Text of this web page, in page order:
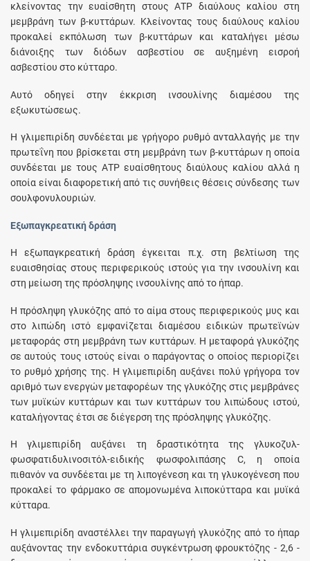
κλείνοντας την ευαίσθητη στους ΑΤΡ διαύλους καλίου στη
μεμβράνη των β-κυττάρων. Κλείνοντας τους διαύλους καλίου
προκαλεί εκπόλωση των β-κυττάρων και καταλήγει μέσω
διάνοιξης των διόδων ασβεστίου σε αυξημένη εισροή
ασβεστίου στο κύτταρο.
Αυτό οδηγεί στην έκκριση ινσουλίνης διαμέσου της
εξωκυτώσεως.
Η γλιμεπιρίδη συνδέεται με γρήγορο ρυθμό ανταλλαγής με την
πρωτεΐνη που βρίσκεται στη μεμβράνη των β-κυττάρων η οποία
συνδέεται με τους ΑΤΡ ευαίσθητους διαύλους καλίου αλλά η
οποία είναι διαφορετική από τις συνήθεις θέσεις σύνδεσης των
σουλφονυλουριών.
Εξωπαγκρεατική δράση
Η εξωπαγκρεατική δράση έγκειται π.χ. στη βελτίωση της
ευαισθησίας στους περιφερικούς ιστούς για την ινσουλίνη και
στη μείωση της πρόσληψης ινσουλίνης από το ήπαρ.
Η πρόσληψη γλυκόζης από το αίμα στους περιφερικούς μυς και
στο λιπώδη ιστό εμφανίζεται διαμέσου ειδικών πρωτεϊνών
μεταφοράς στη μεμβράνη των κυττάρων. Η μεταφορά γλυκόζης
σε αυτούς τους ιστούς είναι ο παράγοντας ο οποίος περιορίζει
το ρυθμό χρήσης της. Η γλιμεπιρίδη αυξάνει πολύ γρήγορα τον
αριθμό των ενεργών μεταφορέων της γλυκόζης στις μεμβράνες
των μυϊκών κυττάρων και των κυττάρων του λιπώδους ιστού,
καταλήγοντας έτσι σε διέγερση της πρόσληψης γλυκόζης.
Η γλιμεπιρίδη αυξάνει τη δραστικότητα της γλυκοζυλ-
φωσφατιδυλινοσιτόλ-ειδικής φωσφολιπάσης C, η οποία
πιθανόν να συνδέεται με τη λιπογένεση και τη γλυκογένεση που
προκαλεί το φάρμακο σε απομονωμένα λιποκύτταρα και μυϊκά
κύτταρα.
Η γλιμεπιρίδη αναστέλλει την παραγωγή γλυκόζης από το ήπαρ
αυξάνοντας την ενδοκυττάρια συγκέντρωση φρουκτόζης - 2,6 -